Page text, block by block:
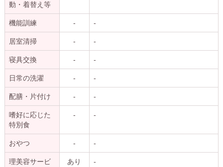
動・着替え等
機能訓練 - -
居室清掃 - -
寝具交換 - -
日常の洗濯 - -
配膳・片付け - -
嗜好に応じた
特別食
- -
おやつ - -
理美容サービ
あり -